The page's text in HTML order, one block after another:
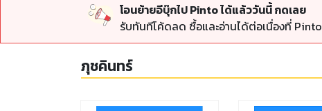
โอนย้ายอีบุ๊กไป Pinto ได้แล้ววันนี้ กดเลย
รับทันทีโค้ดลด ซื้อและอ่านได้ต่อเนื่องที่ Pinto
ภุชคินทร์